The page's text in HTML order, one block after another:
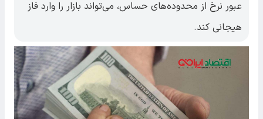
عبور نرخ از محدوده‌های حساس، می‌تواند بازار را وارد فاز
هیجانی کند.